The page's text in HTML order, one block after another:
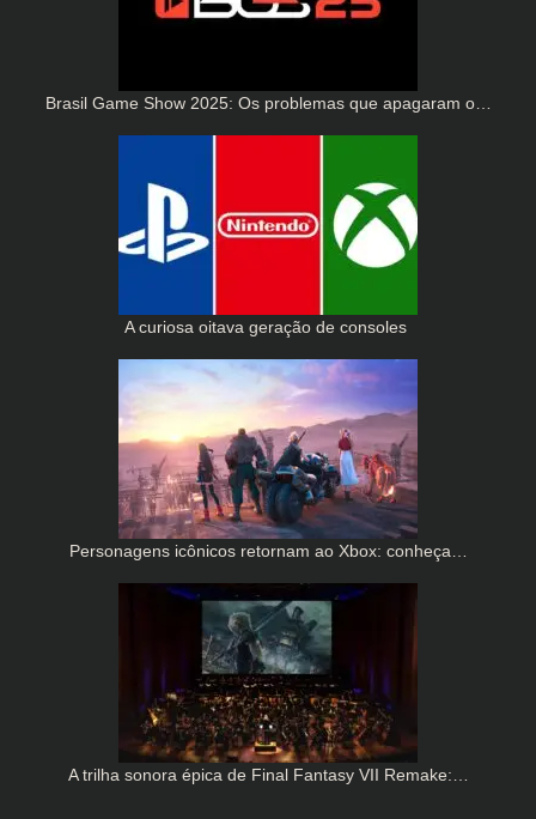
Brasil Game Show 2025: Os problemas que apagaram o…
A curiosa oitava geração de consoles
Personagens icônicos retornam ao Xbox: conheça…
A trilha sonora épica de Final Fantasy VII Remake:…